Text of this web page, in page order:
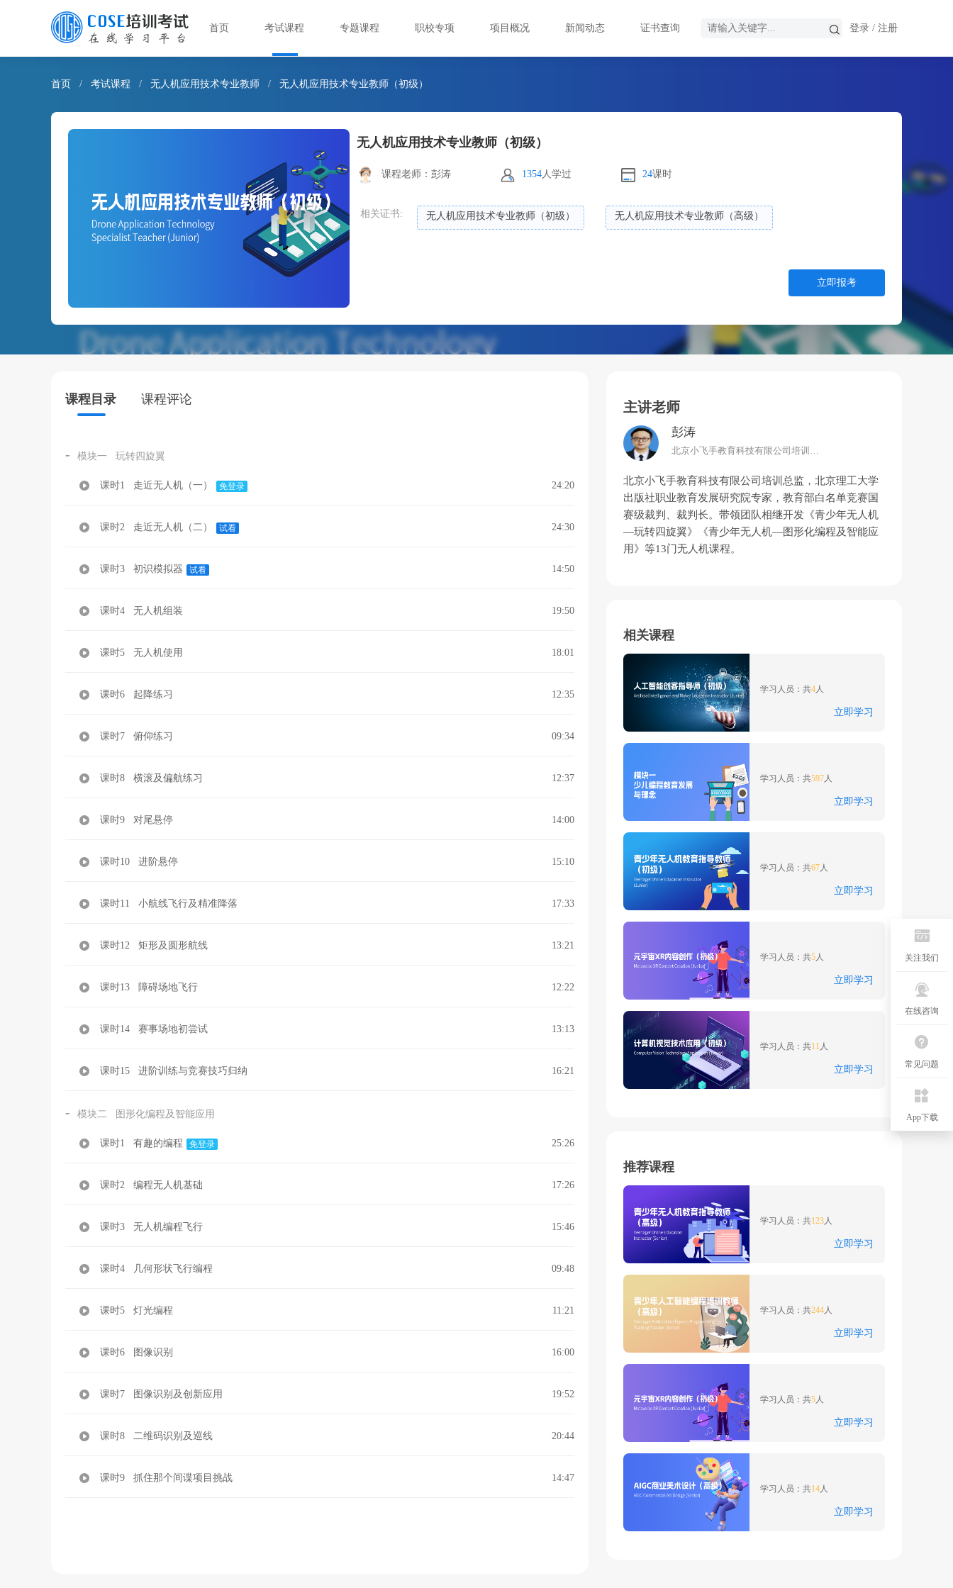
首页 考试课程 专题课程 职校专项 项目概况 新闻动态 证书查询 登录 / 注册
首页 / 考试课程 / 无人机应用技术专业教师 / 无人机应用技术专业教师（初级）
无人机应用技术专业教师（初级）
课程老师：彭涛 1354 人学过 24课时
相关证书: 无人机应用技术专业教师（初级） 无人机应用技术专业教师（高级）
立即报考
课程目录 课程评论
- 模块一 玩转四旋翼
课时1 走近无人机（一） 免登录 24:20
课时2 走近无人机（二） 试看 24:30
课时3 初识模拟器 试看 14:50
课时4 无人机组装 19:50
课时5 无人机使用 18:01
课时6 起降练习 12:35
课时7 俯仰练习 09:34
课时8 横滚及偏航练习 12:37
课时9 对尾悬停 14:00
课时10 进阶悬停 15:10
课时11 小航线飞行及精准降落 17:33
课时12 矩形及圆形航线 13:21
课时13 障碍场地飞行 12:22
课时14 赛事场地初尝试 13:13
课时15 进阶训练与竞赛技巧归纳 16:21
- 模块二 图形化编程及智能应用
课时1 有趣的编程 免登录 25:26
课时2 编程无人机基础 17:26
课时3 无人机编程飞行 15:46
课时4 几何形状飞行编程 09:48
课时5 灯光编程 11:21
课时6 图像识别 16:00
课时7 图像识别及创新应用 19:52
课时8 二维码识别及巡线 20:44
课时9 抓住那个间谍项目挑战 14:47
主讲老师
彭涛
北京小飞手教育科技有限公司培训总监
北京小飞手教育科技有限公司培训总监，北京理工大学
出版社职业教育发展研究院专家，教育部白名单竞赛国
赛级裁判、裁判长。带领团队相继开发《青少年无人机
—玩转四旋翼》《青少年无人机—图形化编程及智能应
用》等13门无人机课程。
相关课程
学习人员：共4人
立即学习
少儿编程教育发展与理念
学习人员：共597人
立即学习
学习人员：共67人
立即学习
学习人员：共5人
立即学习
学习人员：共11 人
立即学习
推荐课程
学习人员：共123人
立即学习
学习人员：共244人
立即学习
学习人员：共5人
立即学习
学习人员：共14人
立即学习
关注我们
在线咨询
常见问题
App下载